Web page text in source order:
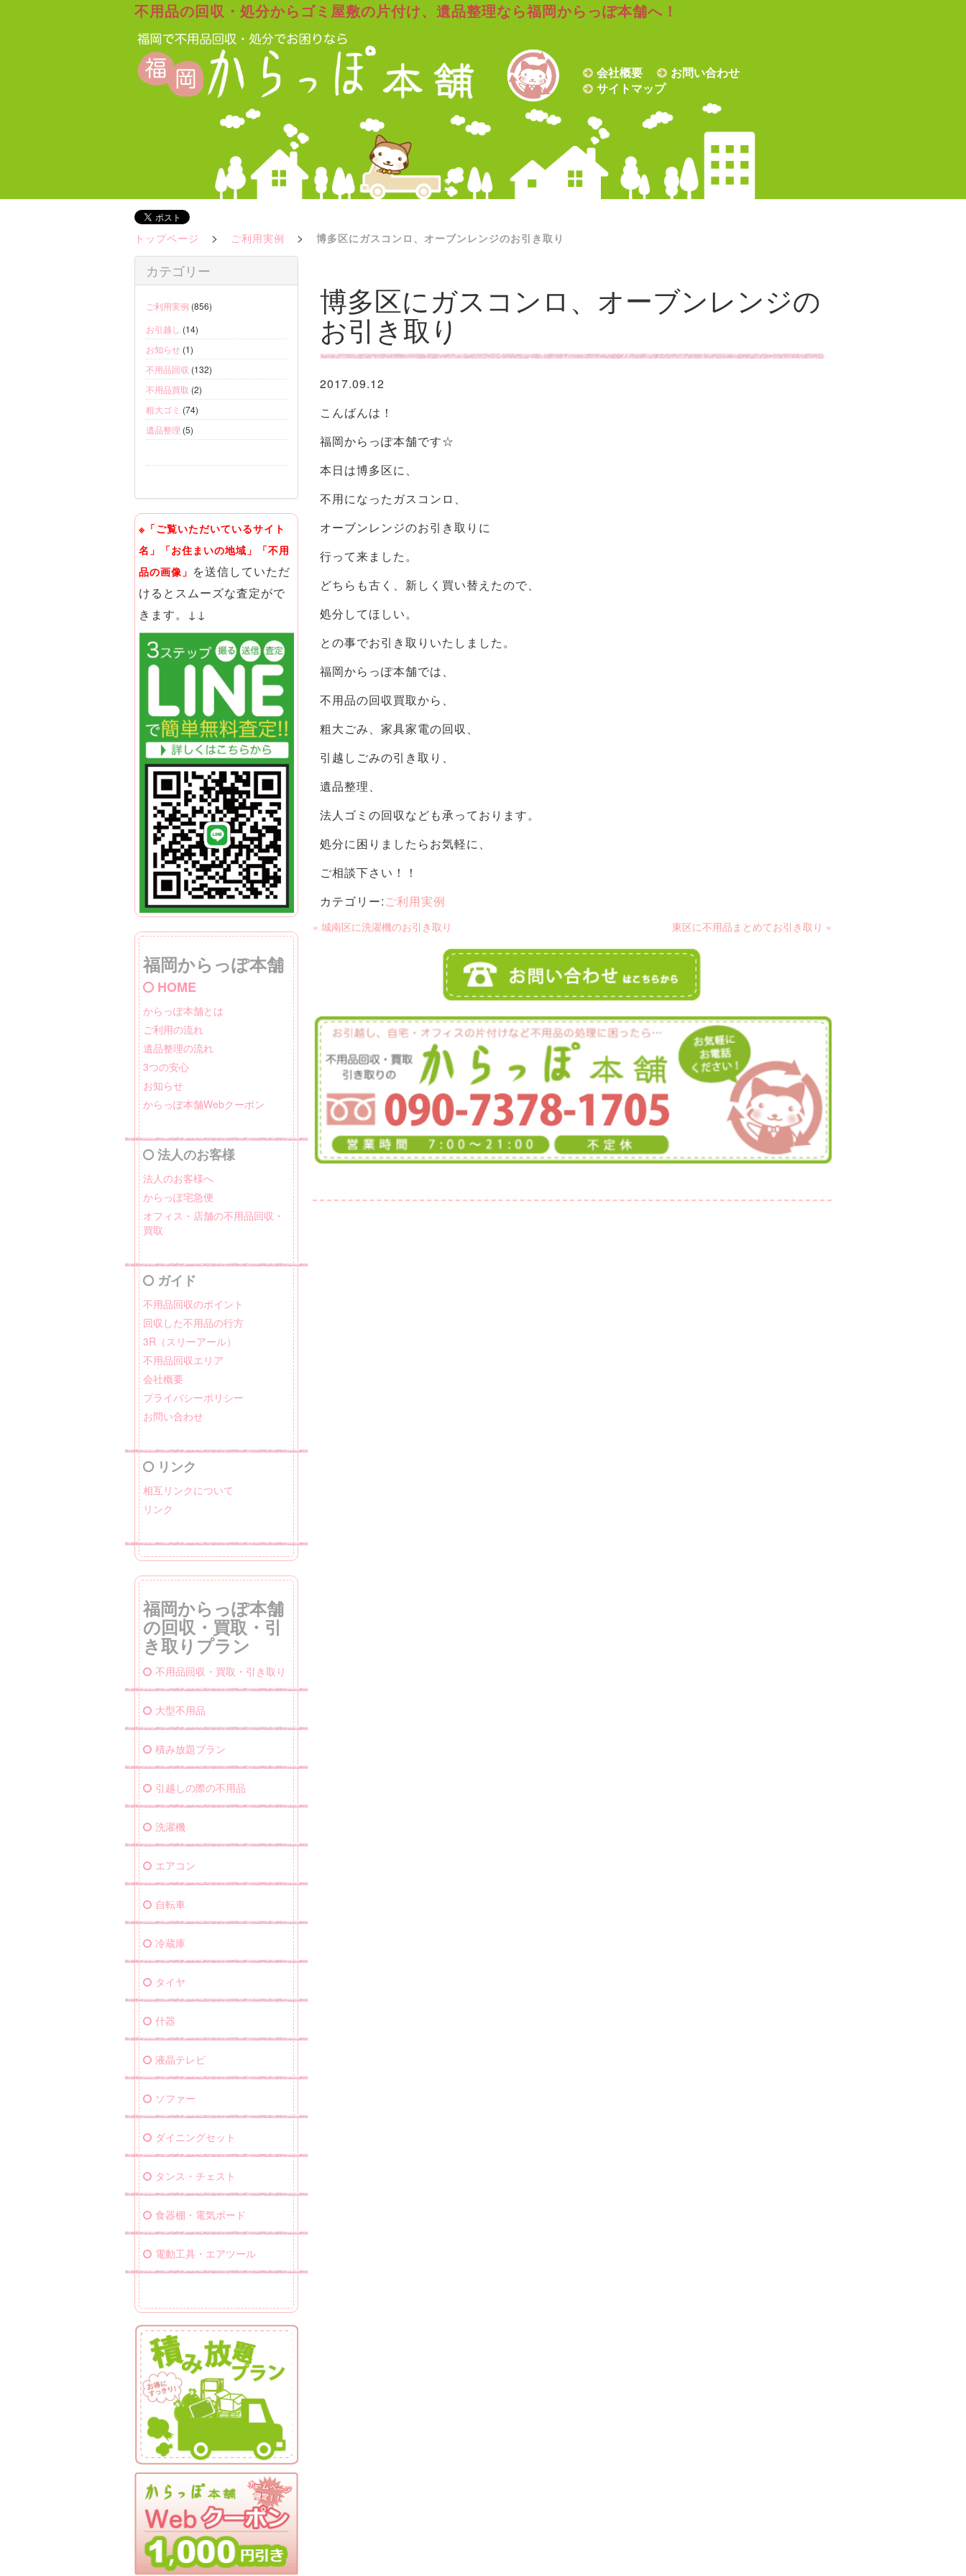
不用品の回収・処分からゴミ屋敷の片付け、遺品整理なら福岡からっぽ本舗へ！
会社概要
お問い合わせ
サイトマップ
トップページ > ご利用実例 > 博多区にガスコンロ、オーブンレンジのお引き取り
カテゴリー
ご利用実例 (856)
お引越し (14)
お知らせ (1)
不用品回収 (132)
不用品買取 (2)
粗大ゴミ (74)
遺品整理 (5)
※「ご覧いただいているサイト
名」「お住まいの地域」「不用
品の画像」 を送信していただ
けるとスムーズな査定がで
きます。↓↓
福岡からっぽ本舗
HOME
からっぽ本舗とは
ご利用の流れ
遺品整理の流れ
3つの安心
お知らせ
からっぽ本舗Webクーポン
法人のお客様
法人のお客様へ
からっぽ宅急便
オフィス・店舗の不用品回収・
買取
ガイド
不用品回収のポイント
回収した不用品の行方
3R（スリーアール）
不用品回収エリア
会社概要
プライバシーポリシー
お問い合わせ
リンク
相互リンクについて
リンク
福岡からっぽ本舗
の回収・買取・引
き取りプラン
不用品回収・買取・引き取り
大型不用品
積み放題プラン
引越しの際の不用品
洗濯機
エアコン
自転車
冷蔵庫
タイヤ
什器
液晶テレビ
ソファー
ダイニングセット
タンス・チェスト
食器棚・電気ボード
電動工具・エアツール
博多区にガスコンロ、オーブンレンジの
お引き取り
2017.09.12
こんばんは！
福岡からっぽ本舗です☆
本日は博多区に、
不用になったガスコンロ、
オーブンレンジのお引き取りに
行って来ました。
どちらも古く、新しく買い替えたので、
処分してほしい。
との事でお引き取りいたしました。
福岡からっぽ本舗では、
不用品の回収買取から、
粗大ごみ、家具家電の回収、
引越しごみの引き取り、
遺品整理、
法人ゴミの回収なども承っております。
処分に困りましたらお気軽に、
ご相談下さい！！
カテゴリー:ご利用実例
« 城南区に洗濯機のお引き取り 東区に不用品まとめてお引き取り »